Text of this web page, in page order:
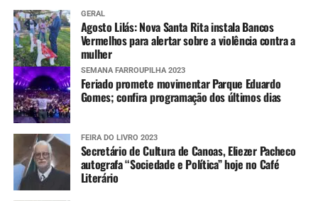
GERAL
Agosto Lilás: Nova Santa Rita instala Bancos
Vermelhos para alertar sobre a violência contra a
mulher
SEMANA FARROUPILHA 2023
Feriado promete movimentar Parque Eduardo
Gomes; confira programação dos últimos dias
FEIRA DO LIVRO 2023
Secretário de Cultura de Canoas, Eliezer Pacheco
autografa “Sociedade e Política” hoje no Café
Literário